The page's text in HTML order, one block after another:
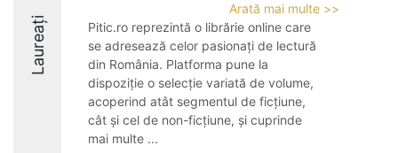
Laureați
Arată mai multe >>
Pitic.ro reprezintă o librărie online care
se adresează celor pasionați de lectură
din România. Platforma pune la
dispoziție o selecție variată de volume,
acoperind atât segmentul de ficțiune,
cât și cel de non-ficțiune, și cuprinde
mai multe ...